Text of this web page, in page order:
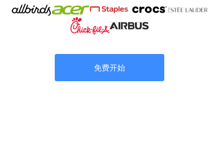
免费开始